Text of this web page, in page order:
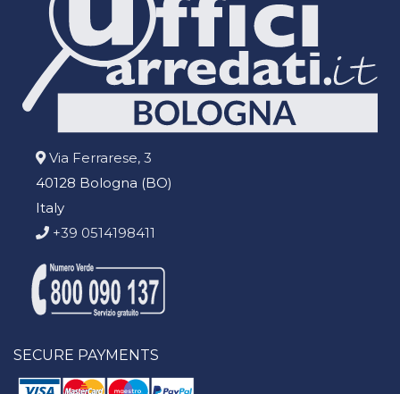
Via Ferrarese, 3
40128 Bologna (BO)
Italy
+39 0514198411
SECURE PAYMENTS